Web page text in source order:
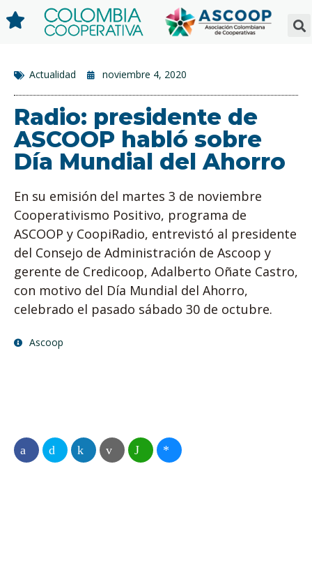
Actualidad noviembre 4, 2020
Radio: presidente de
ASCOOP habló sobre
Día Mundial del Ahorro
En su emisión del martes 3 de noviembre
Cooperativismo Positivo, programa de
ASCOOP y CoopiRadio, entrevistó al presidente
del Consejo de Administración de Ascoop y
gerente de Credicoop, Adalberto Oñate Castro,
con motivo del Día Mundial del Ahorro,
celebrado el pasado sábado 30 de octubre.
Ascoop